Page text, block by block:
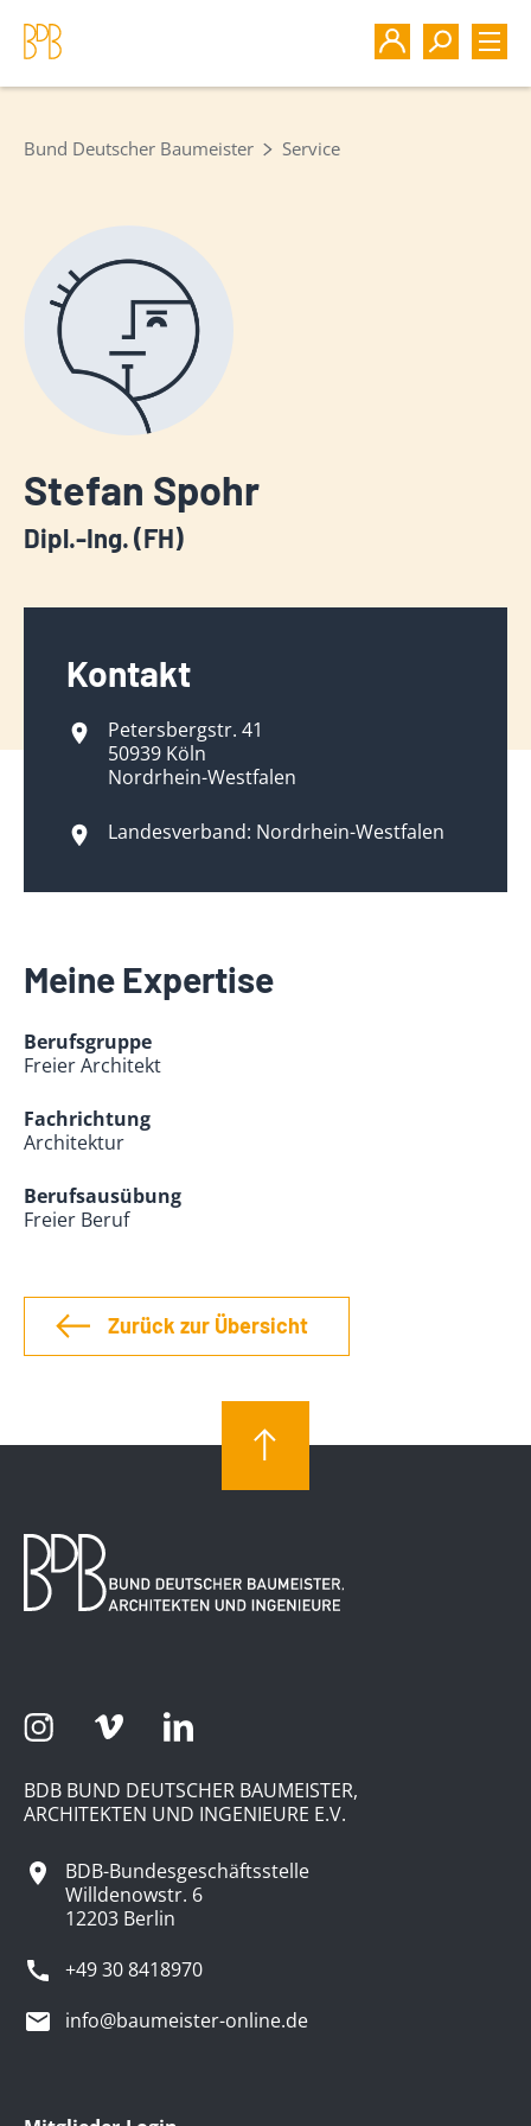
Bund Deutscher Baumeister Service
Stefan Spohr
Dipl.-Ing. (FH)
Kontakt
Petersbergstr. 41
50939 Köln
Nordrhein-Westfalen
Landesverband: Nordrhein-Westfalen
Meine Expertise
Berufsgruppe
Freier Architekt
Fachrichtung
Architektur
Berufsausübung
Freier Beruf
Zurück zur Übersicht
BDB BUND DEUTSCHER BAUMEISTER,
ARCHITEKTEN UND INGENIEURE E.V.
BDB-Bundesgeschäftsstelle
Willdenowstr. 6
12203 Berlin
+49 30 8418970
info@baumeister-online.de